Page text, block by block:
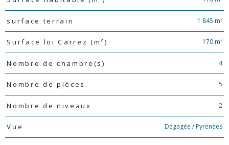
surface terrain 1 845 m²
Surface loi Carrez (m²) 170 m²
Nombre de chambre(s) 4
Nombre de pièces 5
Nombre de niveaux 2
Vue Dégagée / Pyrénées